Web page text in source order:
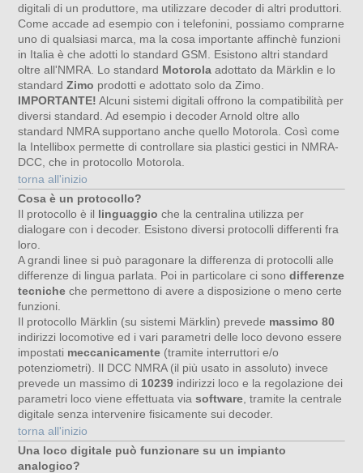
digitali di un produttore, ma utilizzare decoder di altri produttori.
Come accade ad esempio con i telefonini, possiamo comprarne
uno di qualsiasi marca, ma la cosa importante affinchè funzioni
in Italia è che adotti lo standard GSM. Esistono altri standard
oltre all'NMRA. Lo standard Motorola adottato da Märklin e lo
standard Zimo prodotti e adottato solo da Zimo.
IMPORTANTE! Alcuni sistemi digitali offrono la compatibilità per
diversi standard. Ad esempio i decoder Arnold oltre allo
standard NMRA supportano anche quello Motorola. Così come
la Intellibox permette di controllare sia plastici gestici in NMRA-
DCC, che in protocollo Motorola.
torna all'inizio
Cosa è un protocollo?
Il protocollo è il linguaggio che la centralina utilizza per
dialogare con i decoder. Esistono diversi protocolli differenti fra
loro.
A grandi linee si può paragonare la differenza di protocolli alle
differenze di lingua parlata. Poi in particolare ci sono differenze
tecniche che permettono di avere a disposizione o meno certe
funzioni.
Il protocollo Märklin (su sistemi Märklin) prevede massimo 80
indirizzi locomotive ed i vari parametri delle loco devono essere
impostati meccanicamente (tramite interruttori e/o
potenziometri). Il DCC NMRA (il più usato in assoluto) invece
prevede un massimo di 10239 indirizzi loco e la regolazione dei
parametri loco viene effettuata via software , tramite la centrale
digitale senza intervenire fisicamente sui decoder.
torna all'inizio
Una loco digitale può funzionare su un impianto
analogico?